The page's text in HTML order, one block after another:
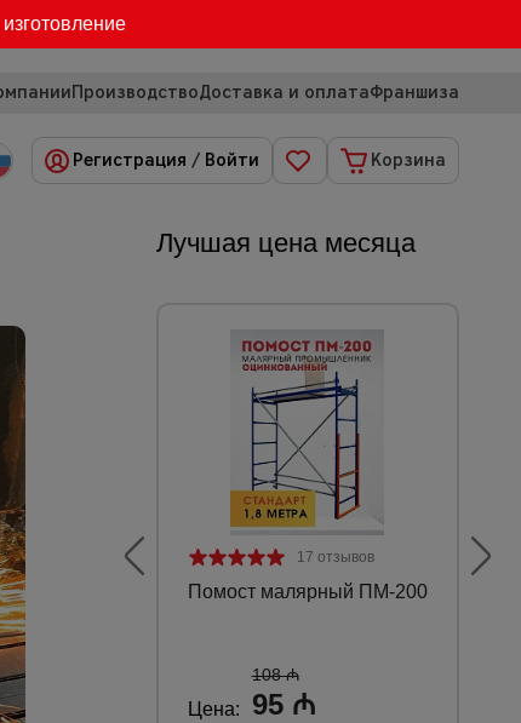
ПроизводствоДоставка и оплатаФраншиза
Регистрация / Войти Корзина
БОЛЬШОЙ
Лучшая цена месяца
17 отзывов
Помост малярный ПМ-200
Цена:
108 ₼
95 ₼